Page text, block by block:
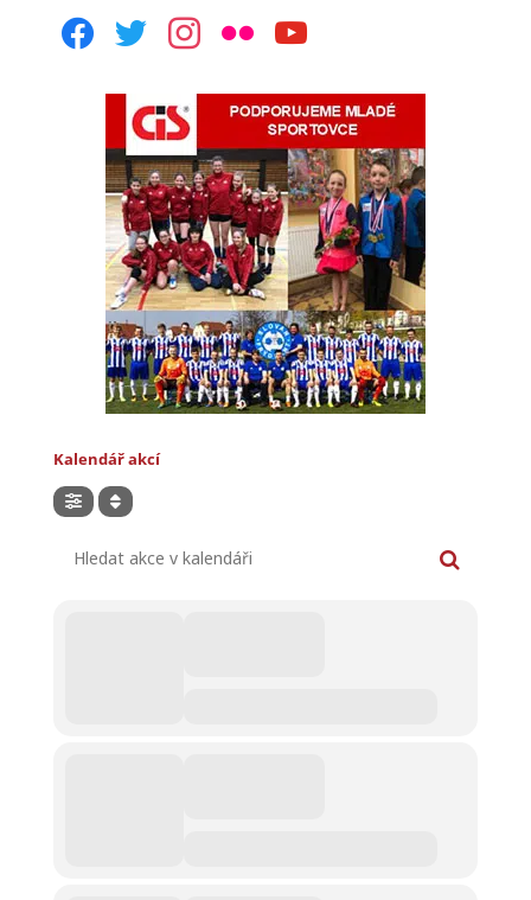
facebooktwitterinstagram
flickr youtube
Kalendář akcí